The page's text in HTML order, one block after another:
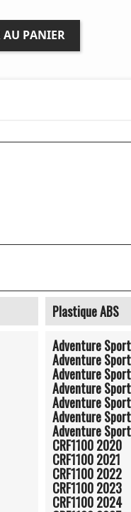
AU PANIER
Plastique ABS
Adventure
Adventure
Adventure
Adventure
Adventure
Adventure
Adventure
CRF1100 2020
CRF1100 2021
CRF1100 2022
CRF1100 2023
CRF1100 2024